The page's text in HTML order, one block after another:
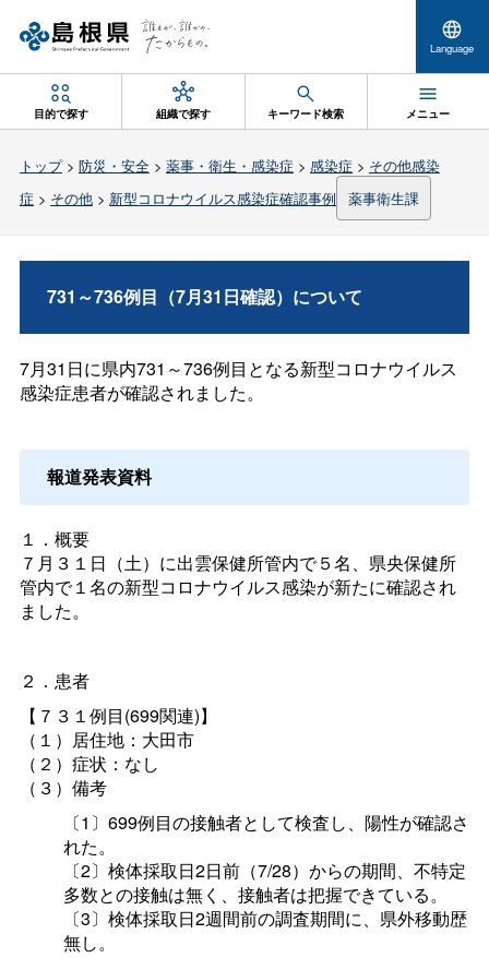
Language
目的で探す 組織で探す キーワード検索 メニュー
トップ> 防災・安全> 薬事・衛生・感染症 > 感染症 > その他感染
症 > その他> 新型コロナウイルス感染症確認事例 薬事衛生課
731～736例目（7月31日確認）について
7月31日に県内731～736例目となる新型コロナウイルス
感染症患者が確認されました。
報道発表資料
１．概要
７月３１日（土）に出雲保健所管内で５名、県央保健所
管内で１名の新型コロナウイルス感染が新たに確認され
ました。
２．患者
【７３１例目(699関連)】
（１）居住地：大田市
（２）症状：なし
（３）備考
〔1〕699例目の接触者として検査し、陽性が確認さ
れた。
〔2〕検体採取日2日前（7/28）からの期間、不特定
多数との接触は無く、接触者は把握できている。
〔3〕検体採取日2週間前の調査期間に、県外移動歴
無し。